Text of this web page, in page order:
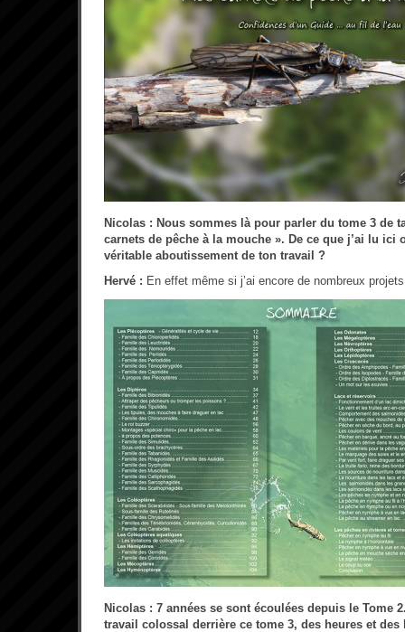
Nicolas : Nous sommes là pour parler du tome 3 de
carnets de pêche à la mouche ». De ce que j’ai lu ici
véritable aboutissement de ton travail ?
Hervé : En effet même si j’ai encore de nombreux
Nicolas : 7 années se sont écoulées depuis le Tome
travail colossal derrière ce tome 3, des heures et